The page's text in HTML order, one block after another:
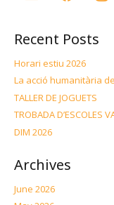
Recent Posts
Horari estiu 2026
La acció humanitària
TALLER DE JOGUETS
TROBADA D’ESCOLES
DIM 2026
Archives
June 2026